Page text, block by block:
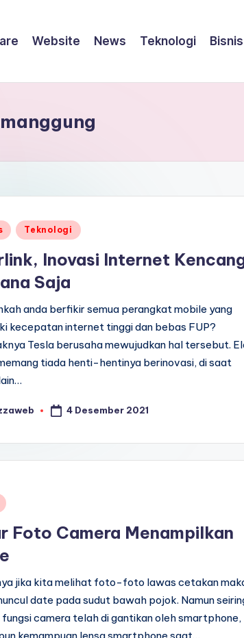
Website News Teknologi Bisnis
Teknologi
Inovasi Internet
Saja
anda berfikir semua perangkat mobile yang
kecepatan internet tinggi dan bebas FUP?
Tesla berusaha mewujudkan hal tersebut.
tiada henti-hentinya berinovasi, di saat
4 Desember 2021
Foto Camera Menampilkan
jika kita melihat foto-foto lawas cetakan
date pada sudut bawah pojok. Namun
camera telah di gantikan oleh smartphone,
kemampuan lensa smartphone saat…